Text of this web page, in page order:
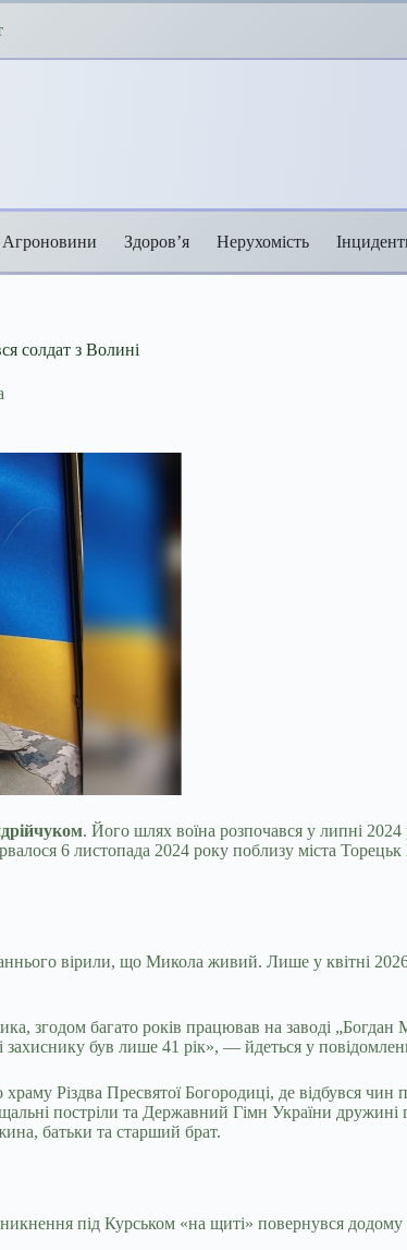
Агроновини Здоров’я Нерухомість
солдат з Волині
. Його шлях воїна розпочався у липні
6 листопада 2024 року поблизу міста
вірили, що Микола живий. Лише у квітні
згодом багато років працював на заводі „Богдан
був лише 41 рік», — йдеться у
храму Різдва Пресвятої Богородиці, де відбувся
постріли та Державний Гімн України
батьки та старший брат.
під Курськом «на щиті» повернувся